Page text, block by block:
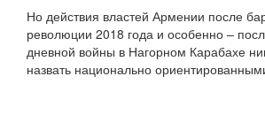
Но действия властей Армении после
революции 2018 года и особенно –
дневной войны в Нагорном Карабахе
назвать национально